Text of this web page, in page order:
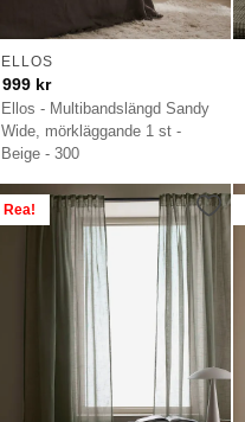
Ellos - Multibandslängd Sandy
Wide, mörkläggande 1 st -
Beige - 300
ELLOS
999 kr
Rea!